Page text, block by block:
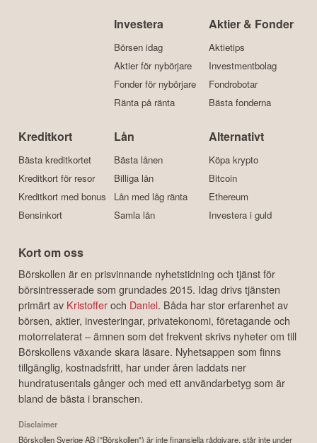
Investera
Börsen idag
Aktier för nybörjare
Fonder för nybörjare
Ränta på ränta
Aktier & Fonder
Aktietips
Investmentbolag
Fondrobotar
Bästa fonderna
Kreditkort
Bästa kreditkortet
Kreditkort för resor
Kreditkort med bonus
Bensinkort
Lån
Bästa lånen
Billiga lån
Lån med låg ränta
Samla lån
Alternativt
Köpa krypto
Bitcoin
Ethereum
Investera i guld
Kort om oss
Börskollen är en prisvinnande nyhetstidning och tjänst för
börsintresserade som grundades 2015. Idag drivs tjänsten
primärt av Kristofferoch Daniel. Båda har stor erfarenhet av
börsen, aktier, investeringar, privatekonomi, företagande och
motorrelaterat – ämnen som det frekvent skrivs nyheter om till
Börskollens växande skara läsare. Nyhetsappen som finns
tillgänglig, kostnadsfritt, har under åren laddats ner
hundratusentals gånger och med ett användarbetyg som är
bland de bästa i branschen.
Disclaimer
Börskollen Sverige AB ("Börskollen") är inte finansiella rådgivare, står inte under